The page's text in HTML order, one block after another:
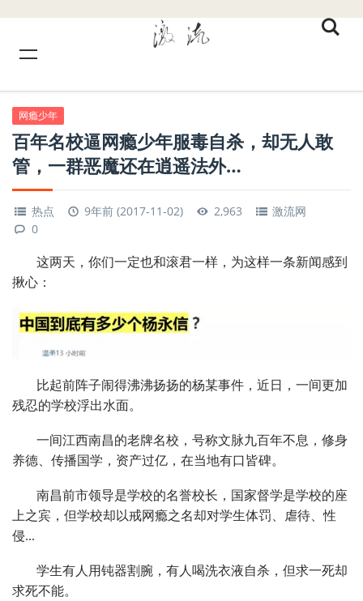
网瘾少年
百年名校逼网瘾少年服毒自杀，却无人敢
管，一群恶魔还在逍遥法外…
热点 9年前 (2017-11-02) 2,963
激流网
0
这两天，你们一定也和滚君一样，为这样一条新闻感到
揪心：
比起前阵子闹得沸沸扬扬的杨某事件，近日，一间更加
残忍的学校浮出水面。
一间江西南昌的老牌名校，号称文脉九百年不息，修身
养德、传播国学，资产过亿，在当地有口皆碑。
南昌前市领导是学校的名誉校长，国家督学是学校的座
上之宾，但学校却以戒网瘾之名却对学生体罚、虐待、性
侵...
学生有人用钝器割腕，有人喝洗衣液自杀，但求一死却
求死不能。